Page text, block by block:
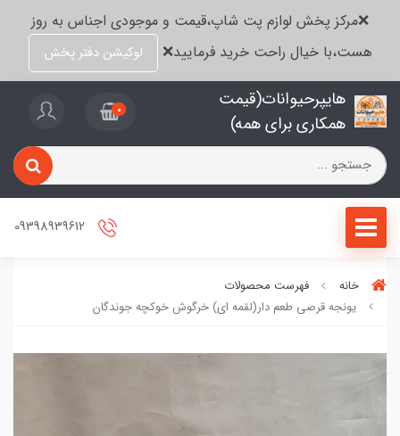
❌مرکز پخش لوازم پت شاپ،قیمت و موجودی اجناس به روز
هست،با خیال راحت خرید فرمایید❌
لوکیشن دفتر پخش
هایپرحیوانات(قیمت
همکاری برای همه)
0
خانه
فهرست محصولات
یونجه قرصی طعم دار(لقمه ای) خرگوش خوکچه جوندگان